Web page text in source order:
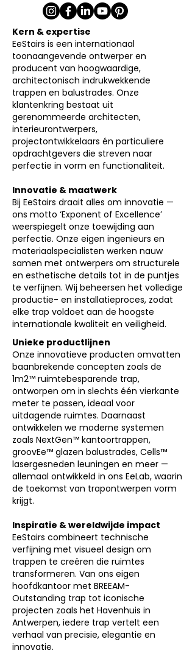
Kern & expertise
EeStairs is een internationaal
toonaangevende ontwerper en
producent van hoogwaardige,
architectonisch indrukwekkende
trappen en balustrades. Onze
klantenkring bestaat uit
gerenommeerde architecten,
interieurontwerpers,
projectontwikkelaars én particuliere
opdrachtgevers die streven naar
perfectie in vorm en functionaliteit.
Innovatie & maatwerk
Bij EeStairs draait alles om innovatie —
ons motto ‘Exponent of Excellence’
weerspiegelt onze toewijding aan
perfectie. Onze eigen ingenieurs en
materiaalspecialisten werken nauw
samen met ontwerpers om structurele
en esthetische details tot in de puntjes
te verfijnen. Wij beheersen het volledige
productie- en installatieproces, zodat
elke trap voldoet aan de hoogste
internationale kwaliteit en veiligheid.
Unieke productlijnen
Onze innovatieve producten omvatten
baanbrekende concepten zoals de
1m2™ ruimtebesparende trap,
ontworpen om in slechts één vierkante
meter te passen, ideaal voor
uitdagende ruimtes. Daarnaast
ontwikkelen we moderne systemen
zoals NextGen™ kantoortrappen,
groovEe™ glazen balustrades, Cells™
lasergesneden leuningen en meer —
allemaal ontwikkeld in ons EeLab, waarin
de toekomst van trapontwerpen vorm
krijgt.
Inspiratie & wereldwijde impact
EeStairs combineert technische
verfijning met visueel design om
trappen te creëren die ruimtes
transformeren. Van ons eigen
hoofdkantoor met BREEAM-
Outstanding trap tot iconische
projecten zoals het Havenhuis in
Antwerpen, iedere trap vertelt een
verhaal van precisie, elegantie en
innovatie.